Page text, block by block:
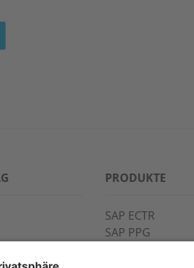
PRODUKTE
SAP ECTR
SAP PPG